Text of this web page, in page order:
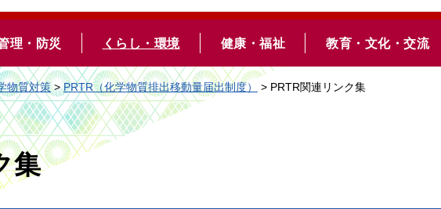
理・防災 くらし・環境 健康・福祉 教育・文化・交流
物質対策>PRTR（化学物質排出移動量届出制度） > PRTR関連リンク集
集